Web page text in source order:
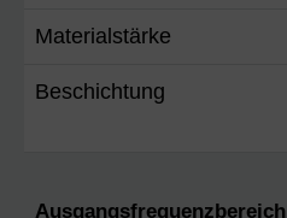
Materialstärke
Beschichtung
Ausgangsfrequenzbereich